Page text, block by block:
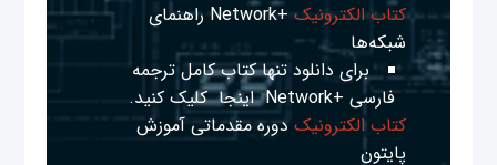
کتاب الکترونیک
+Network راهنمای
شبکه‌ها
برای دانلود تنها کتاب کامل ترجمه
فارسی +Network
اینجا کلیک کنید.
کتاب الکترونیک دوره مقدماتی آموزش
پایتون